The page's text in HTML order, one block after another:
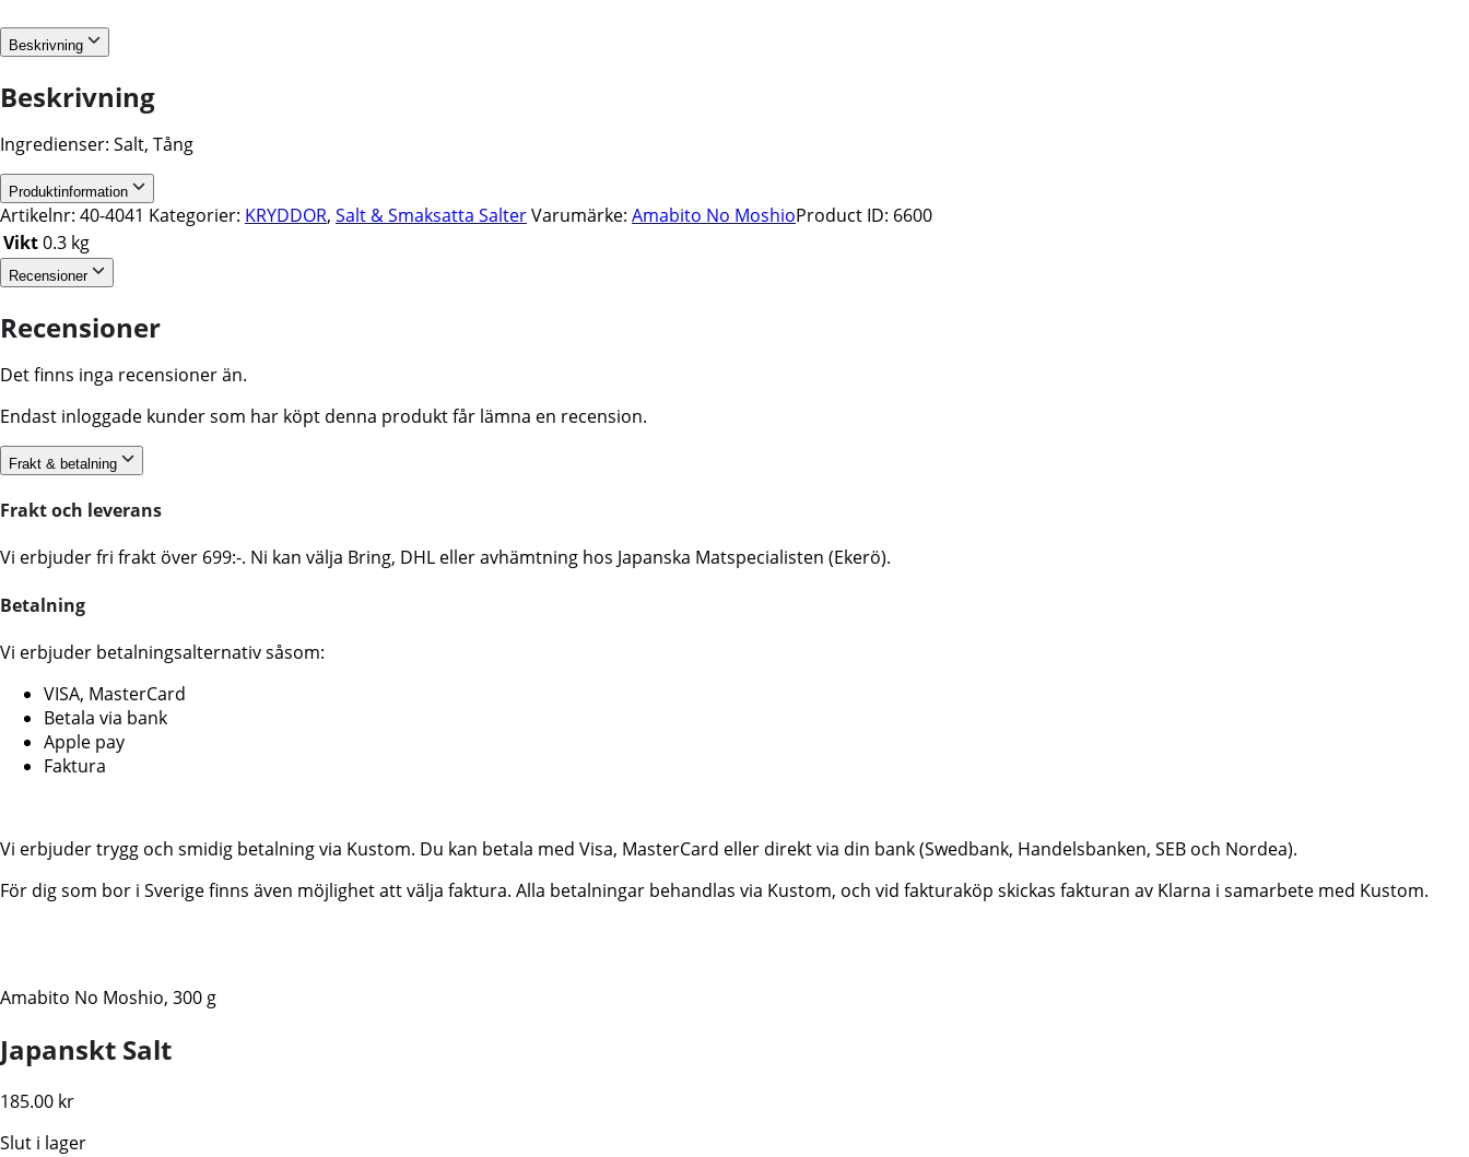
Beskrivning
Beskrivning
Ingredienser: Salt, Tång
Produktinformation
Artikelnr: 40-4041 Kategorier: KRYDDOR, Salt & Smaksatta SalterVarumärke: Amabito No MoshioProduct ID: 6600
Vikt0.3 kg
Recensioner
Recensioner
Det finns inga recensioner än.
Endast inloggade kunder som har köpt denna produkt får lämna en recension.
Frakt & betalning
Frakt och leverans
Vi erbjuder fri frakt över 699:-. Ni kan välja Bring, DHL eller avhämtning hos Japanska Matspecialisten (Ekerö).
Betalning
Vi erbjuder betalningsalternativ såsom:
VISA, MasterCard
Betala via bank
Apple pay
Faktura
Vi erbjuder trygg och smidig betalning via Kustom. Du kan betala med Visa, MasterCard eller direkt via din bank (Swedbank, Handelsbanken, SEB och Nordea).
För dig som bor i Sverige finns även möjlighet att välja faktura. Alla betalningar behandlas via Kustom, och vid fakturaköp skickas fakturan av Klarna i samarbete med Kustom.
Amabito No Moshio, 300 g
Japanskt Salt
185.00 kr
Slut i lager